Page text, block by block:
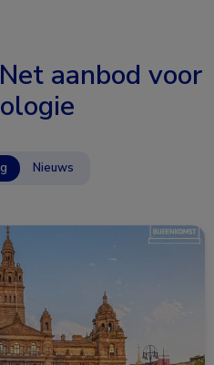
aanbod voor
Nieuws